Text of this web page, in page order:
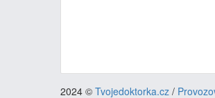
2024 © Tvojedoktorka.cz /